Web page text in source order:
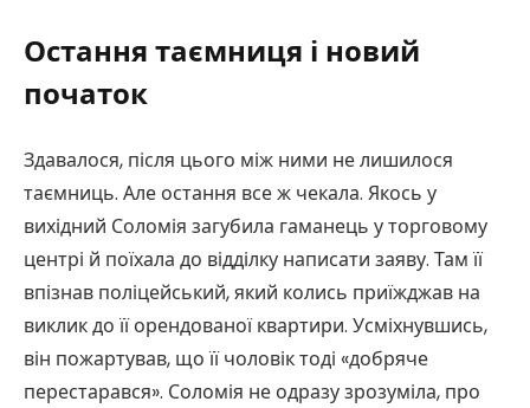
Остання таємниця і новий
початок
Здавалося, після цього між ними не лишилося
таємниць. Але остання все ж чекала. Якось у
вихідний Соломія загубила гаманець у торговому
центрі й поїхала до відділку написати заяву. Там її
впізнав поліцейський, який колись приїжджав на
виклик до її орендованої квартири. Усміхнувшись,
він пожартував, що її чоловік тоді «добряче
перестарався». Соломія не одразу зрозуміла, про